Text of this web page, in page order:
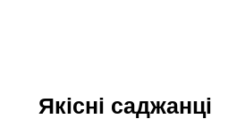
Якісні саджанці